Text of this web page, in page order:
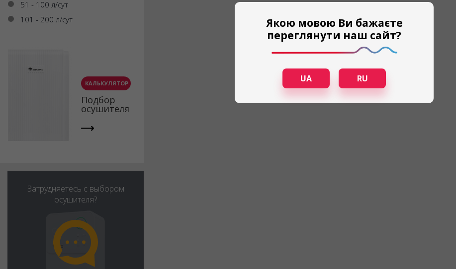
51 - 100 л/сут
101 - 200 л/сут
КАЛЬКУЛЯТОР
Подбор
осушителя
Затрудняетесь с выбором
осушителя?
Якою мовою Ви бажаєте
переглянути наш сайт?
UA RU